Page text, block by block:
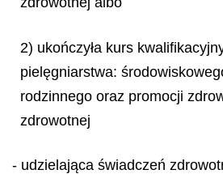
2) ukończyła kurs
pielęgniarstwa:
rodzinnego oraz promocji
zdrowotnej
- udzielająca świadczeń